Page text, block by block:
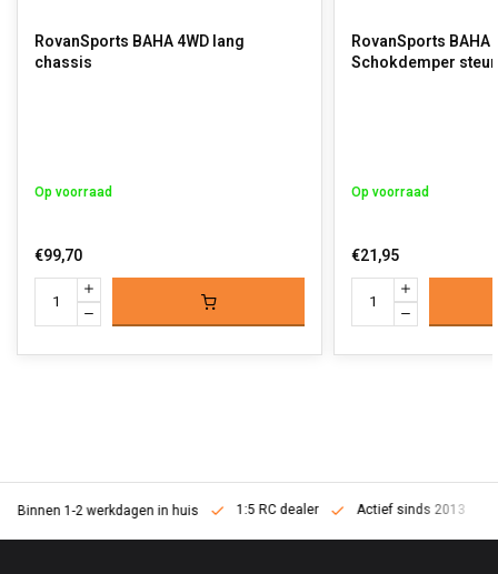
RovanSports BAHA 4WD lang
chassis
Op voorraad
€99,70
RovanSports BAHA
Schokdemper
Op voorraad
€21,95
Binnen 1-2 werkdagen in huis 1:5 RC dealer Actief sinds 2013